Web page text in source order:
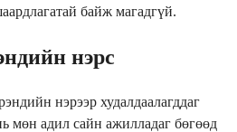
байж магадгүй.
нэрс
нэрээр худалдаалагддаг
мөн адил сайн ажилладаг бөгөөд